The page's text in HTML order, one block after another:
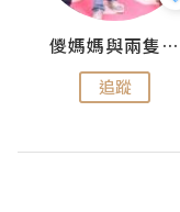
儍媽媽與兩隻小魔怪之家
追蹤